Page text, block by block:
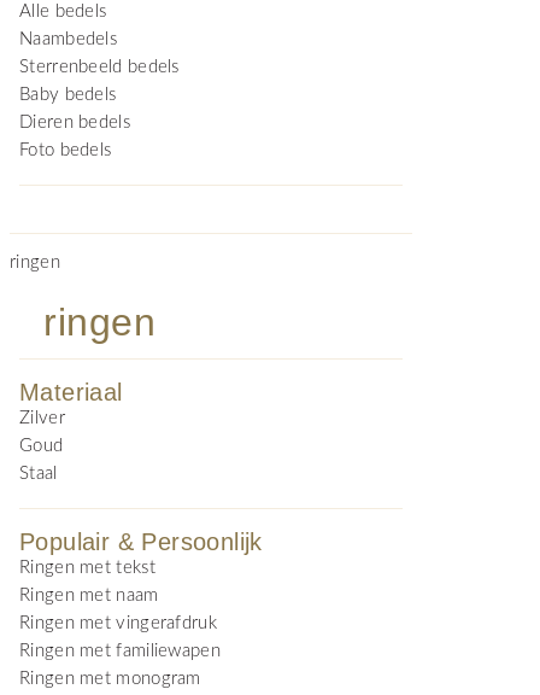
Alle bedels
Naambedels
Sterrenbeeld bedels
Baby bedels
Dieren bedels
Foto bedels
ringen
ringen
Materiaal
Zilver
Goud
Staal
Populair & Persoonlijk
Ringen met tekst
Ringen met naam
Ringen met vingerafdruk
Ringen met familiewapen
Ringen met monogram